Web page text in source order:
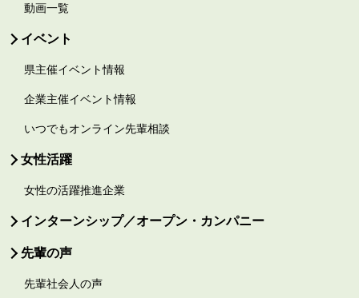
動画一覧
イベント
県主催イベント情報
企業主催イベント情報
いつでもオンライン先輩相談
女性活躍
女性の活躍推進企業
インターンシップ／オープン・カンパニー
先輩の声
先輩社会人の声